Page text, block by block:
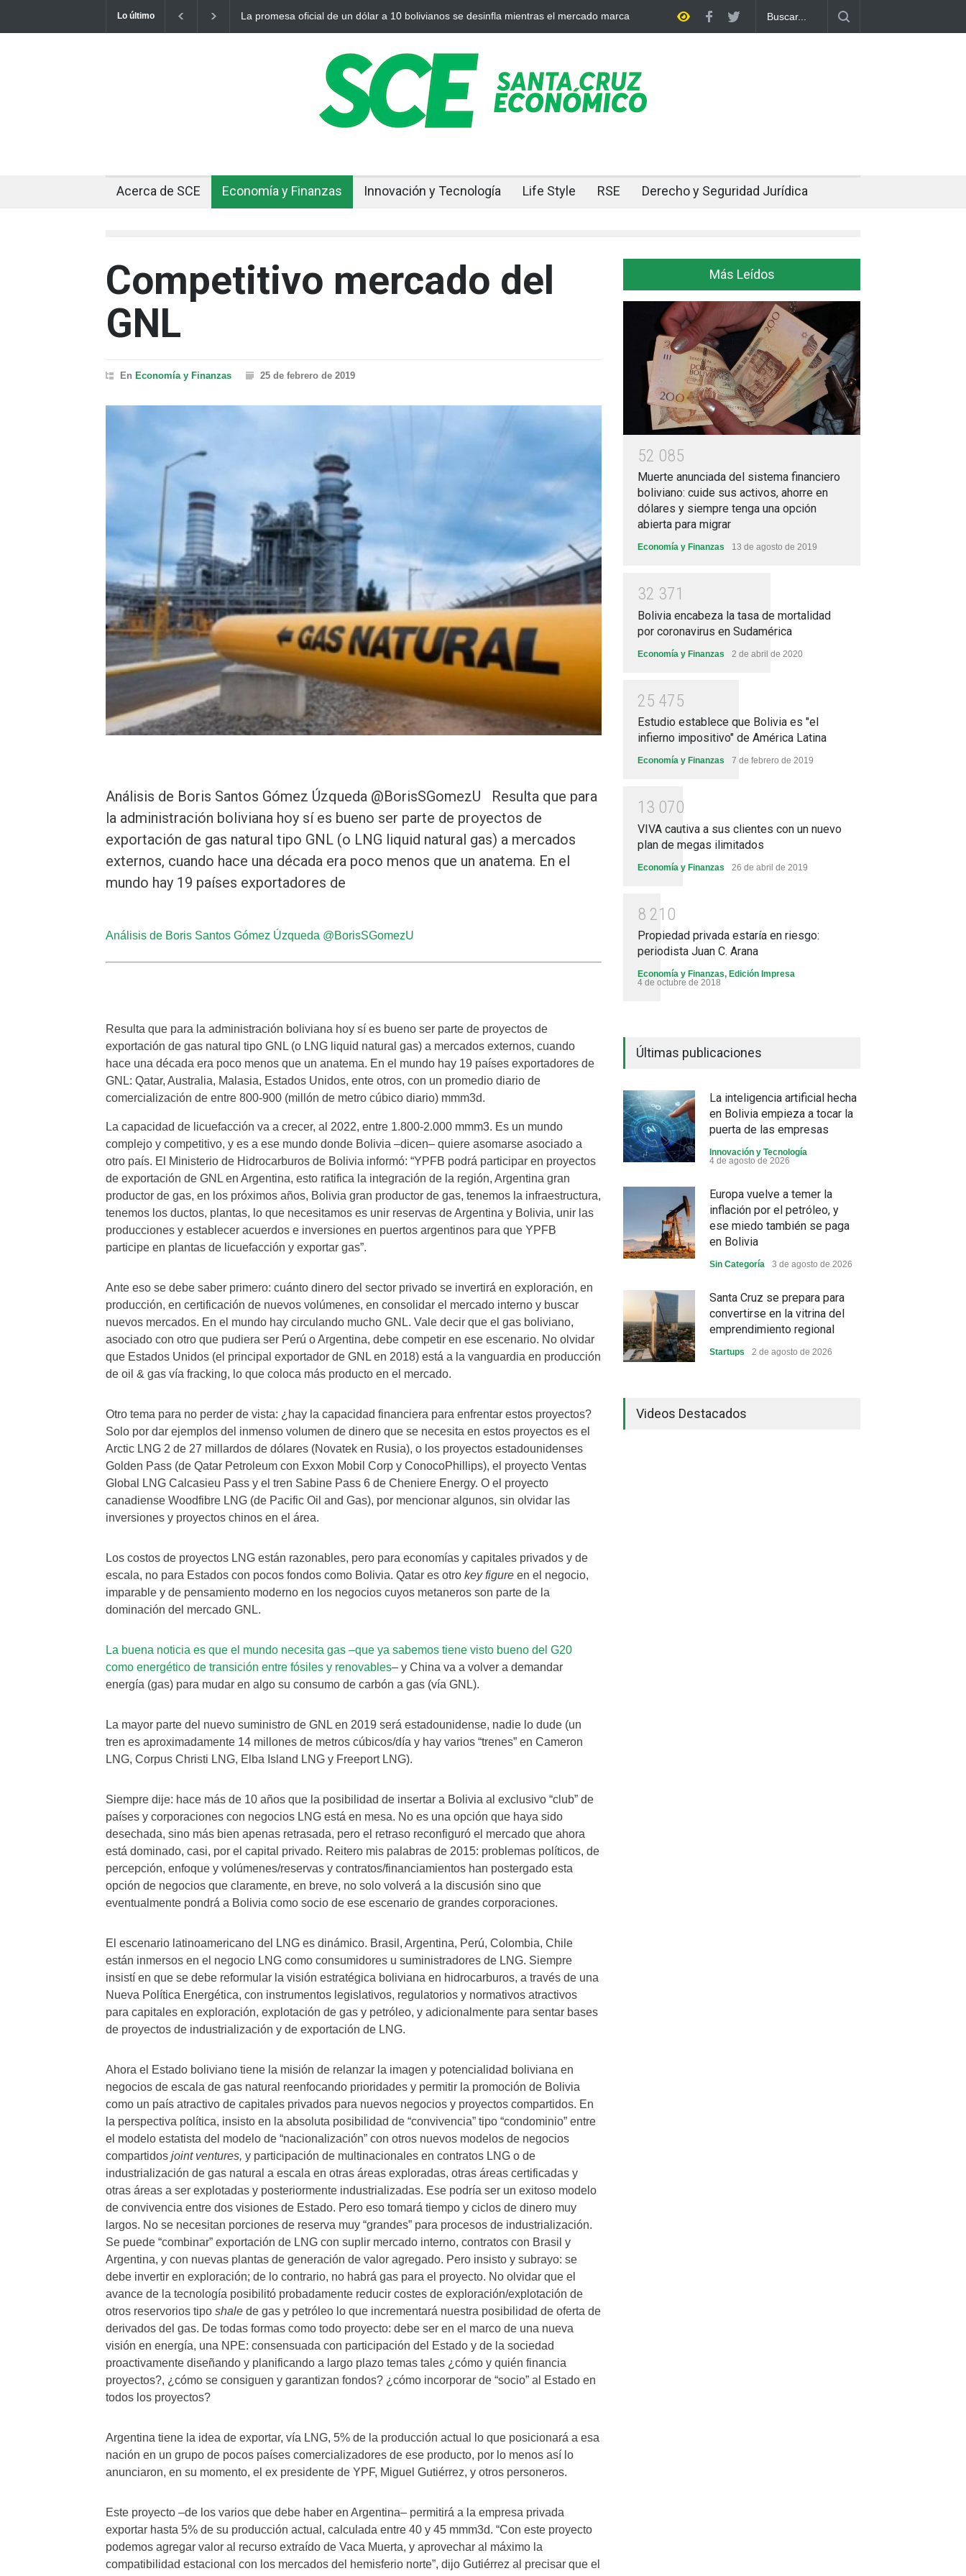
Lo último Cuando el oro y la plata se enfrían afuera, Bolivia siente el golpe en casa
Bolivia rompe dos décadas de distancia con el FMI y pone a prueba su propio
Acerca de SCE Economía y Finanzas Innovación y Tecnología Life Style RSE Derecho y Seguridad Jurídica
Competitivo mercado del
GNL
En Economía y Finanzas 25 de febrero de 2019
Análisis de Boris Santos Gómez Úzqueda @BorisSGomezU Resulta que para
la administración boliviana hoy sí es bueno ser parte de proyectos de
exportación de gas natural tipo GNL (o LNG liquid natural gas) a mercados
externos, cuando hace una década era poco menos que un anatema. En el
mundo hay 19 países exportadores de
Análisis de Boris Santos Gómez Úzqueda @BorisSGomezU
Resulta que para la administración boliviana hoy sí es bueno ser parte de proyectos de
exportación de gas natural tipo GNL (o LNG liquid natural gas) a mercados externos, cuando
hace una década era poco menos que un anatema. En el mundo hay 19 países exportadores de
GNL: Qatar, Australia, Malasia, Estados Unidos, ente otros, con un promedio diario de
comercialización de entre 800-900 (millón de metro cúbico diario) mmm3d.
La capacidad de licuefacción va a crecer, al 2022, entre 1.800-2.000 mmm3. Es un mundo
complejo y competitivo, y es a ese mundo donde Bolivia –dicen– quiere asomarse asociado a
otro país. El Ministerio de Hidrocarburos de Bolivia informó: “YPFB podrá participar en proyectos
de exportación de GNL en Argentina, esto ratifica la integración de la región, Argentina gran
productor de gas, en los próximos años, Bolivia gran productor de gas, tenemos la infraestructura,
tenemos los ductos, plantas, lo que necesitamos es unir reservas de Argentina y Bolivia, unir las
producciones y establecer acuerdos e inversiones en puertos argentinos para que YPFB
participe en plantas de licuefacción y exportar gas”.
Ante eso se debe saber primero: cuánto dinero del sector privado se invertirá en exploración, en
producción, en certificación de nuevos volúmenes, en consolidar el mercado interno y buscar
nuevos mercados. En el mundo hay circulando mucho GNL. Vale decir que el gas boliviano,
asociado con otro que pudiera ser Perú o Argentina, debe competir en ese escenario. No olvidar
que Estados Unidos (el principal exportador de GNL en 2018) está a la vanguardia en producción
de oil & gas vía fracking, lo que coloca más producto en el mercado.
Otro tema para no perder de vista: ¿hay la capacidad financiera para enfrentar estos proyectos?
Solo por dar ejemplos del inmenso volumen de dinero que se necesita en estos proyectos es el
Arctic LNG 2 de 27 millardos de dólares (Novatek en Rusia), o los proyectos estadounidenses
Golden Pass (de Qatar Petroleum con Exxon Mobil Corp y ConocoPhillips), el proyecto Ventas
Global LNG Calcasieu Pass y el tren Sabine Pass 6 de Cheniere Energy. O el proyecto
canadiense Woodfibre LNG (de Pacific Oil and Gas), por mencionar algunos, sin olvidar las
inversiones y proyectos chinos en el área.
Los costos de proyectos LNG están razonables, pero para economías y capitales privados y de
escala, no para Estados con pocos fondos como Bolivia. Qatar es otro key figure en el negocio,
imparable y de pensamiento moderno en los negocios cuyos metaneros son parte de la
dominación del mercado GNL.
La buena noticia es que el mundo necesita gas –que ya sabemos tiene visto bueno del G20
como energético de transición entre fósiles y renovables– y China va a volver a demandar
energía (gas) para mudar en algo su consumo de carbón a gas (vía GNL).
La mayor parte del nuevo suministro de GNL en 2019 será estadounidense, nadie lo dude (un
tren es aproximadamente 14 millones de metros cúbicos/día y hay varios “trenes” en Cameron
LNG, Corpus Christi LNG, Elba Island LNG y Freeport LNG).
Siempre dije: hace más de 10 años que la posibilidad de insertar a Bolivia al exclusivo “club” de
países y corporaciones con negocios LNG está en mesa. No es una opción que haya sido
desechada, sino más bien apenas retrasada, pero el retraso reconfiguró el mercado que ahora
está dominado, casi, por el capital privado. Reitero mis palabras de 2015: problemas políticos, de
percepción, enfoque y volúmenes/reservas y contratos/financiamientos han postergado esta
opción de negocios que claramente, en breve, no solo volverá a la discusión sino que
eventualmente pondrá a Bolivia como socio de ese escenario de grandes corporaciones.
El escenario latinoamericano del LNG es dinámico. Brasil, Argentina, Perú, Colombia, Chile
están inmersos en el negocio LNG como consumidores u suministradores de LNG. Siempre
insistí en que se debe reformular la visión estratégica boliviana en hidrocarburos, a través de una
Nueva Política Energética, con instrumentos legislativos, regulatorios y normativos atractivos
para capitales en exploración, explotación de gas y petróleo, y adicionalmente para sentar bases
de proyectos de industrialización y de exportación de LNG.
Ahora el Estado boliviano tiene la misión de relanzar la imagen y potencialidad boliviana en
negocios de escala de gas natural reenfocando prioridades y permitir la promoción de Bolivia
como un país atractivo de capitales privados para nuevos negocios y proyectos compartidos. En
la perspectiva política, insisto en la absoluta posibilidad de “convivencia” tipo “condominio” entre
el modelo estatista del modelo de “nacionalización” con otros nuevos modelos de negocios
compartidos joint ventures, y participación de multinacionales en contratos LNG o de
industrialización de gas natural a escala en otras áreas exploradas, otras áreas certificadas y
otras áreas a ser explotadas y posteriormente industrializadas. Ese podría ser un exitoso modelo
de convivencia entre dos visiones de Estado. Pero eso tomará tiempo y ciclos de dinero muy
largos. No se necesitan porciones de reserva muy “grandes” para procesos de industrialización.
Se puede “combinar” exportación de LNG con suplir mercado interno, contratos con Brasil y
Argentina, y con nuevas plantas de generación de valor agregado. Pero insisto y subrayo: se
debe invertir en exploración; de lo contrario, no habrá gas para el proyecto. No olvidar que el
avance de la tecnología posibilitó probadamente reducir costes de exploración/explotación de
otros reservorios tipo shale de gas y petróleo lo que incrementará nuestra posibilidad de oferta de
derivados del gas. De todas formas como todo proyecto: debe ser en el marco de una nueva
visión en energía, una NPE: consensuada con participación del Estado y de la sociedad
proactivamente diseñando y planificando a largo plazo temas tales ¿cómo y quién financia
proyectos?, ¿cómo se consiguen y garantizan fondos? ¿cómo incorporar de “socio” al Estado en
todos los proyectos?
Argentina tiene la idea de exportar, vía LNG, 5% de la producción actual lo que posicionará a esa
nación en un grupo de pocos países comercializadores de ese producto, por lo menos así lo
anunciaron, en su momento, el ex presidente de YPF, Miguel Gutiérrez, y otros personeros.
Este proyecto –de los varios que debe haber en Argentina– permitirá a la empresa privada
exportar hasta 5% de su producción actual, calculada entre 40 y 45 mmm3d. “Con este proyecto
podemos agregar valor al recurso extraído de Vaca Muerta, y aprovechar al máximo la
compatibilidad estacional con los mercados del hemisferio norte”, dijo Gutiérrez al precisar que el
Más Leídos
52 085
Muerte anunciada del sistema financiero
boliviano: cuide sus activos, ahorre en
dólares y siempre tenga una opción
abierta para migrar
Economía y Finanzas 13 de agosto de 2019
32 371
Bolivia encabeza la tasa de mortalidad
por coronavirus en Sudamérica
Economía y Finanzas 2 de abril de 2020
25 475
Estudio establece que Bolivia es "el
infierno impositivo" de América Latina
Economía y Finanzas 7 de febrero de 2019
1 3 070
VIVA cautiva a sus clientes con un nuevo
plan de megas ilimitados
Economía y Finanzas 26 de abril de 2019
8 21 0
Propiedad privada estaría en riesgo:
periodista Juan C. Arana
Economía y Finanzas, Edición Impresa
4 de octubre de 2018
Últimas publicaciones
La inteligencia artificial hecha
en Bolivia empieza a tocar la
puerta de las empresas
Innovación y Tecnología
4 de agosto de 2026
Europa vuelve a temer la
inflación por el petróleo, y
ese miedo también se paga
en Bolivia
Sin Categoría 3 de agosto de 2026
Santa Cruz se prepara para
convertirse en la vitrina del
emprendimiento regional
Startups 2 de agosto de 2026
industrial y el golpe puede
Videos Destacados